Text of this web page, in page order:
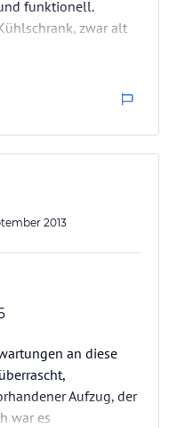
funktionell.
zwar alt
aber oberlecker.
Kaffee !!!
Hier ist Geduld
vor der Pension
Hotelumrundungen
allem eine…
2013
an diese
Aufzug, der
war es